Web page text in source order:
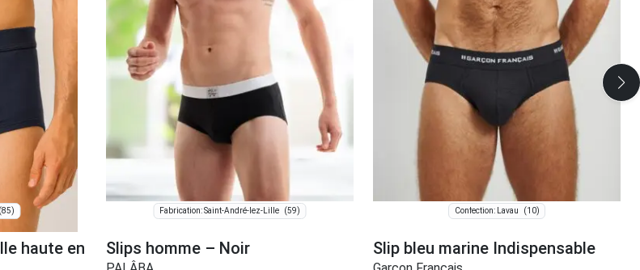
(85)
haute en
Fabrication: Saint-André-lez-Lille (59)
Slips homme – Noir
Confection: Lavau (10)
Slip bleu marine Indispensable